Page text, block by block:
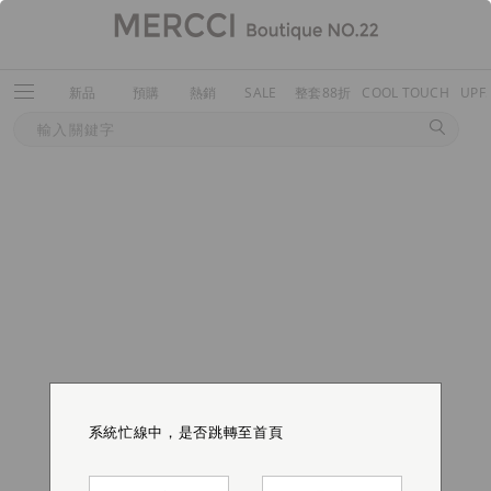
新品 預購 熱銷 SALE 整套88折 COOL TOUCH
系統忙線中，是否跳轉至首頁
系統忙線中，是否跳轉至首頁
系統忙線中，是否跳轉至首頁
系統忙線中，是否跳轉至首頁
系統忙線中，是否跳轉至首頁